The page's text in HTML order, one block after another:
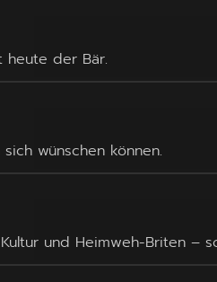
heute der Bär.
wünschen können.
und Heimweh-Briten